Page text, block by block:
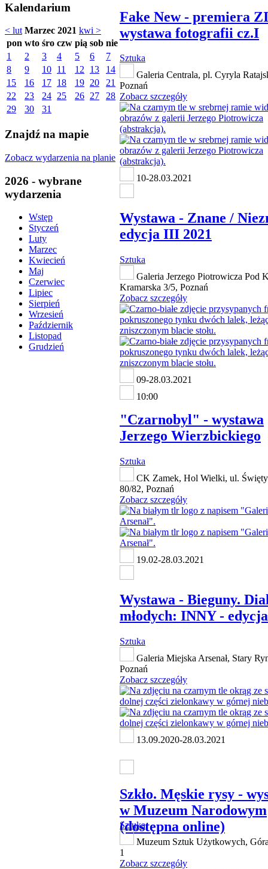
Kalendarium
< lut Marzec 2021 kwi >
pon wto śro czw pią sob nie
1
2 3 4 5 6
7
8
9 10 11 12 13
14
15
16 17 18 19 20
21
22
23 24 25 26 27
28
29
30 31
Znajdź na mapie
Zobacz wydarzenia na planie
2026 - wybrane
wydarzenia
Wstęp
Styczeń
Luty
Marzec
Kwiecień
Maj
Czerwiec
Lipiec
Sierpień
Wrzesień
Październik
Listopad
Grudzień
Fake New - premiera
wystawa fotografii cz.I
Sztuka
Galeria Centrala, pl. Cyryla
Poznań
Zobacz szczegóły
10-28.03.2021
Wystawa - Znane /
edycja III 2021
Sztuka
Galeria Jerzego Piotrowicza Pod
Kramarska 3/5, Poznań
Zobacz szczegóły
09-28.03.2021
10:00
"Czarnobyl" - wystawa
Jerzego Wierzbickiego
Sztuka
CK Zamek, Hol Wielki, ul.
80/82, Poznań
Zobacz szczegóły
19.02-28.03.2021
Wystawa - Bieguny.
młodych: INNY -
Sztuka
Galeria Miejska Arsenał, Stary
Poznań
Zobacz szczegóły
13.09.2020-28.03.2021
Szkło. Męskie rysy -
w Muzeum Narodowym
(dostępna online)
Sztuka
Muzeum Sztuk Użytkowych, Góra
1
Zobacz szczegóły